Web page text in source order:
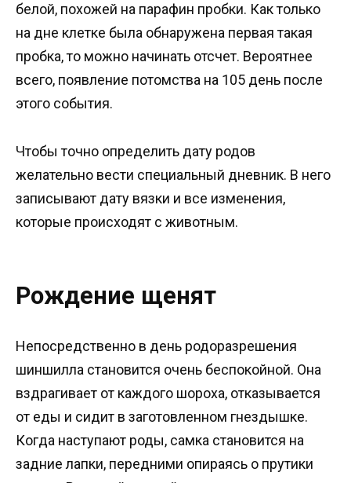
белой, похожей на парафин пробки. Как только
на дне клетке была обнаружена первая такая
пробка, то можно начинать отсчет. Вероятнее
всего, появление потомства на 105 день после
этого события.
Чтобы точно определить дату родов
желательно вести специальный дневник. В него
записывают дату вязки и все изменения,
которые происходят с животным.
Рождение щенят
Непосредственно в день родоразрешения
шиншилла становится очень беспокойной. Она
вздрагивает от каждого шороха, отказывается
от еды и сидит в заготовленном гнездышке.
Когда наступают роды, самка становится на
задние лапки, передними опираясь о прутики